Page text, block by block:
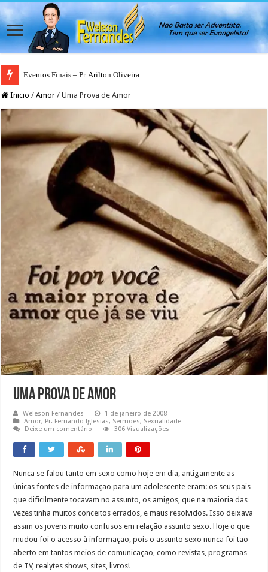
Eventos Finais – Pr. Arilton Oliveira
Inicio / Amor / Uma Prova de Amor
Uma Prova de Amor
Weleson Fernandes
1 de janeiro de 2008
Amor, Pr. Fernando Iglesias, Sermões, Sexualidade
Deixe um comentário
306 Visualizações
Nunca se falou tanto em sexo como hoje em dia, antigamente as
únicas fontes de informação para um adolescente eram: os seus pais
que dificilmente tocavam no assunto, os amigos, que na maioria das
vezes tinha muitos conceitos errados, e maus resolvidos. Isso deixava
assim os jovens muito confusos em relação assunto sexo. Hoje o que
mudou foi o acesso à informação, pois o assunto sexo nunca foi tão
aberto em tantos meios de comunicação, como revistas, programas
de TV, realytes shows, sites, livros!